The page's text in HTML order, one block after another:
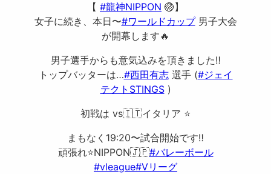
【 #龍神NIPPON 🏐】
女子に続き、本日〜#ワールドカップ男子大会
が開幕します🔥
男子選手からも意気込みを頂きました‼️
トップバッターは…#西田有志選手 (#ジェイ
テクトSTINGS)
初戦は vs🇮🇹イタリア ⭐️
まもなく19:20〜試合開始です‼️
頑張れ⭐️NIPPON🇯🇵#バレーボール
#vleague#Vリーグ